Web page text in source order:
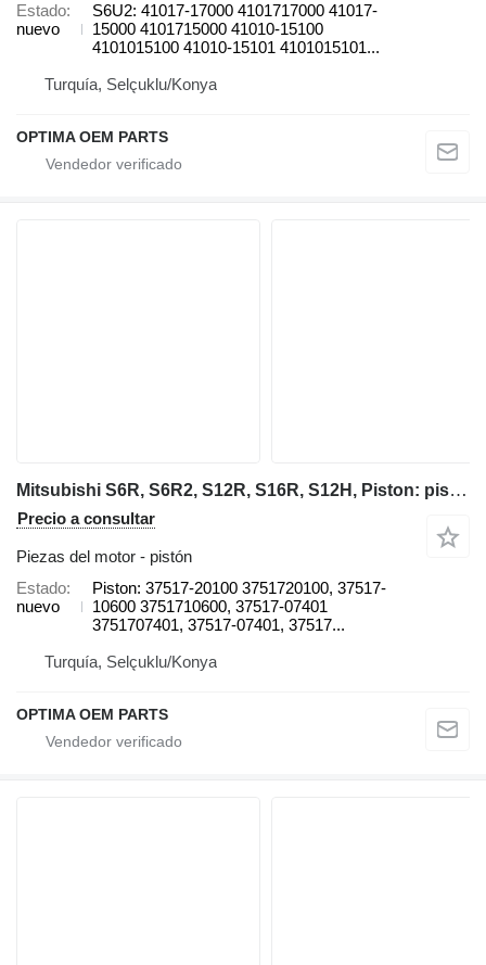
Estado
nuevo
S6U2: 41017-17000 4101717000 41017-
15000 4101715000 41010-15100
4101015100 41010-15101 4101015101...
Turquía, Selçuklu/Konya
OPTIMA OEM PARTS
Mitsubishi S6R, S6R2, S12R, S16R, S12H, Piston: pistón
Precio a consultar
Piezas del motor - pistón
Estado
nuevo
Piston: 37517-20100 3751720100, 37517-
10600 3751710600, 37517-07401
3751707401, 37517-07401, 37517...
Turquía, Selçuklu/Konya
OPTIMA OEM PARTS